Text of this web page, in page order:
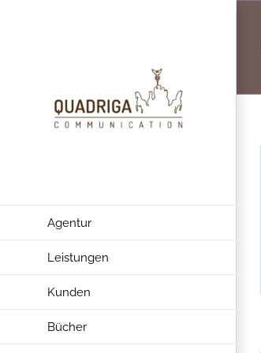
Agentur
Leistungen
Kunden
Bücher